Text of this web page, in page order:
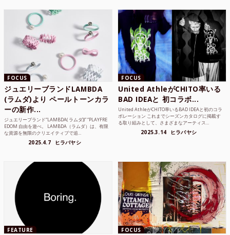
FOCUS
ジュエリーブランドLAMBDA
(ラムダ)より ペールトーンカラ
ーの新作...
ジュエリーブランド“LAMBDA( ラムダ))” “PLAYFRE
EDOM 自由を遊べ。 LAMBDA（ラムダ）は、有限
な資源を無限のクリエイティブで追...
2025.4.7 ヒラバヤシ
FOCUS
United AthleがCHITO率いる
BAD IDEAと 初コラボ...
United AthleがCHITO率いるBAD IDEAと初のコラ
ボレーション これまでシーズンカタログに掲載す
る取り組みとして、さまざまなアーティス...
2025.3.14 ヒラバヤシ
FEATURE FOCUS